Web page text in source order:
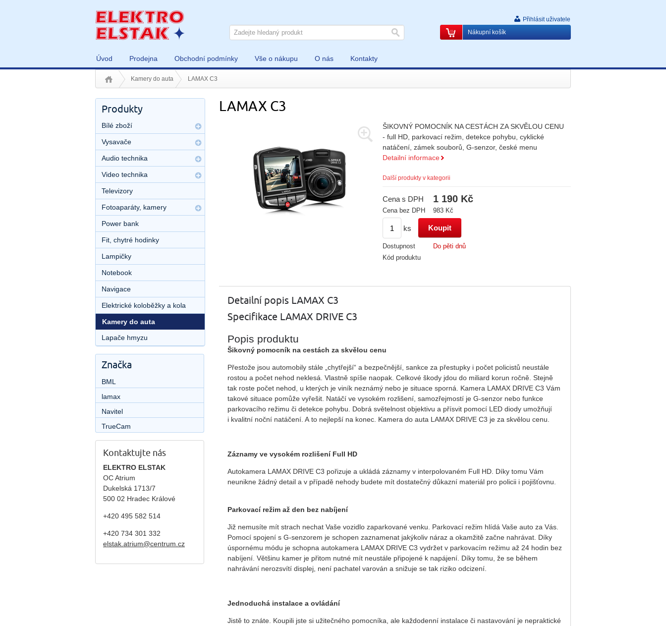
Úvod Prodejna Obchodní podmínky Vše o nákupu O nás Kontakty
Přihlásit uživatele
Nákupní košík
Kamery do auta LAMAX C3
LAMAX C3
ŠIKOVNÝ POMOCNÍK NA CESTÁCH ZA SKVĚLOU CENU
- full HD, parkovací režim, detekce pohybu, cyklické
natáčení, zámek souborů, G-senzor, české menu
Detailní informace
Další produkty v kategorii
Cena s DPH 1 190 Kč
Cena bez DPH 983 Kč
ks
Dostupnost
Do pěti dnů
Kód produktu
Detailní popis LAMAX C3
Specifikace LAMAX DRIVE C3
Popis produktu
Šikovný pomocník na cestách za skvělou cenu
Přestože jsou automobily stále „chytřejší“ a bezpečnější, sankce za přestupky i počet policistů neustále
rostou a počet nehod neklesá. Vlastně spíše naopak. Celkové škody jdou do miliard korun ročně. Stejně
tak roste počet nehod, u kterých je viník neznámý nebo je situace sporná. Kamera LAMAX DRIVE C3 Vám
takové situace pomůže vyřešit. Natáčí ve vysokém rozlišení, samozřejmostí je G-senzor nebo funkce
parkovacího režimu či detekce pohybu. Dobrá světelnost objektivu a přísvit pomocí LED diody umožňují
i kvalitní noční natáčení. A to nejlepší na konec. Kamera do auta LAMAX DRIVE C3 je za skvělou cenu.
Záznamy ve vysokém rozlišení Full HD
Autokamera LAMAX DRIVE C3 pořizuje a ukládá záznamy v interpolovaném Full HD. Díky tomu Vám
neunikne žádný detail a v případě nehody budete mít dostatečný důkazní materiál pro policii i pojišťovnu.
Parkovací režim až den bez nabíjení
Již nemusíte mít strach nechat Vaše vozidlo zaparkované venku. Parkovací režim hlídá Vaše auto za Vás.
Pomocí spojení s G-senzorem je schopen zaznamenat jakýkoliv náraz a okamžitě začne nahrávat. Díky
úspornému módu je schopna autokamera LAMAX DRIVE C3 vydržet v parkovacím režimu až 24 hodin bez
nabíjení. Většinu kamer je přitom nutné mít neustále připojené k napájení. Díky tomu, že se během
nahrávání nerozsvítí displej, není pachatel varován a snižuje se tak riziko odcizení.
Jednoduchá instalace a ovládání
Jistě to znáte. Koupili jste si užitečného pomocníka, ale každodenní instalace či nastavování je nepraktické
Produkty
Bílé zboží
Vysavače
Audio technika
Video technika
Televizory
Fotoaparáty, kamery
Power bank
Fit, chytré hodinky
Lampičky
Notebook
Navigace
Elektrické koloběžky a kola
Kamery do auta
Lapače hmyzu
Značka
BML
lamax
Navitel
TrueCam
Kontaktujte nás
ELEKTRO ELSTAK
OC Atrium
Dukelská 1713/7
500 02 Hradec Králové
+420 495 582 514
+420 734 301 332
elstak.atrium@centrum.cz